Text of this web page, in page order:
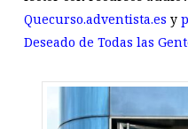
Quecurso.adventista.es y
Deseado de Todas las